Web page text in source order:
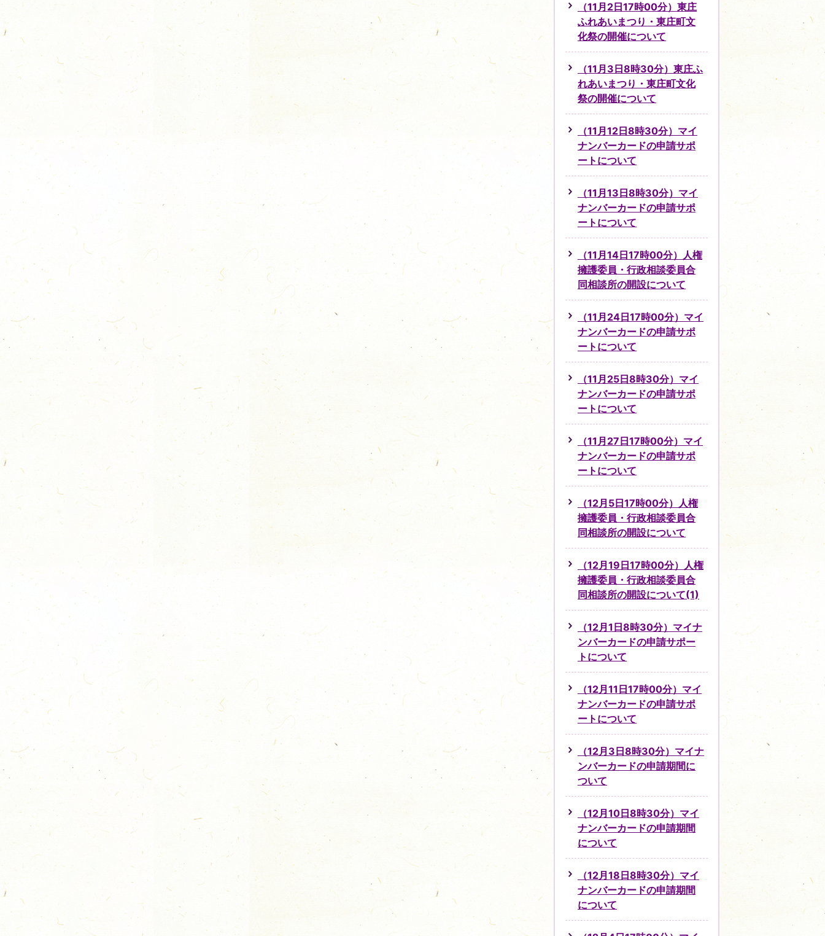
（11月2日17時00分）東庄
ふれあいまつり・東庄町文
化祭の開催について
（11月3日8時30分）東庄ふ
れあいまつり・東庄町文化
祭の開催について
（11月12日8時30分）マイ
ナンバーカードの申請サポ
ートについて
（11月13日8時30分）マイ
ナンバーカードの申請サポ
ートについて
（11月14日17時00分）人権
擁護委員・行政相談委員合
同相談所の開設について
（11月24日17時00分）マイ
ナンバーカードの申請サポ
ートについて
（11月25日8時30分）マイ
ナンバーカードの申請サポ
ートについて
（11月27日17時00分）マイ
ナンバーカードの申請サポ
ートについて
（12月5日17時00分）人権
擁護委員・行政相談委員合
同相談所の開設について
（12月19日17時00分）人権
擁護委員・行政相談委員合
同相談所の開設について(1)
（12月1日8時30分）マイナ
ンバーカードの申請サポー
トについて
（12月11日17時00分）マイ
ナンバーカードの申請サポ
ートについて
（12月3日8時30分）マイナ
ンバーカードの申請期間に
ついて
（12月10日8時30分）マイ
ナンバーカードの申請期間
について
（12月18日8時30分）マイ
ナンバーカードの申請期間
について